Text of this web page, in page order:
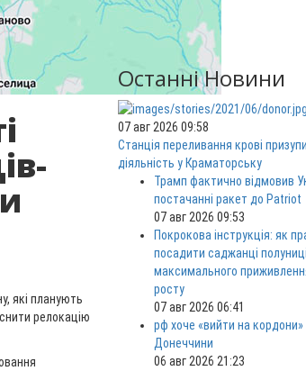
які планують
релокацію
Останні Новини
07 авг 2026 09:58
Станція переливання крові
діяльність у Краматорську
Трамп фактично відмовив
постачанні ракет до Patriot
07 авг 2026 09:53
Покрокова інструкція: як
посадити саджанці
максимального
росту
07 авг 2026 06:41
рф хоче «вийти на кордони»
Донеччини
06 авг 2026 21:23